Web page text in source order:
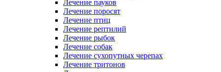
Лечение пауков
Лечение поросят
Лечение птиц
Лечение рептилий
Лечение рыбок
Лечение собак
Лечение сухопутных черепах
Лечение тритонов